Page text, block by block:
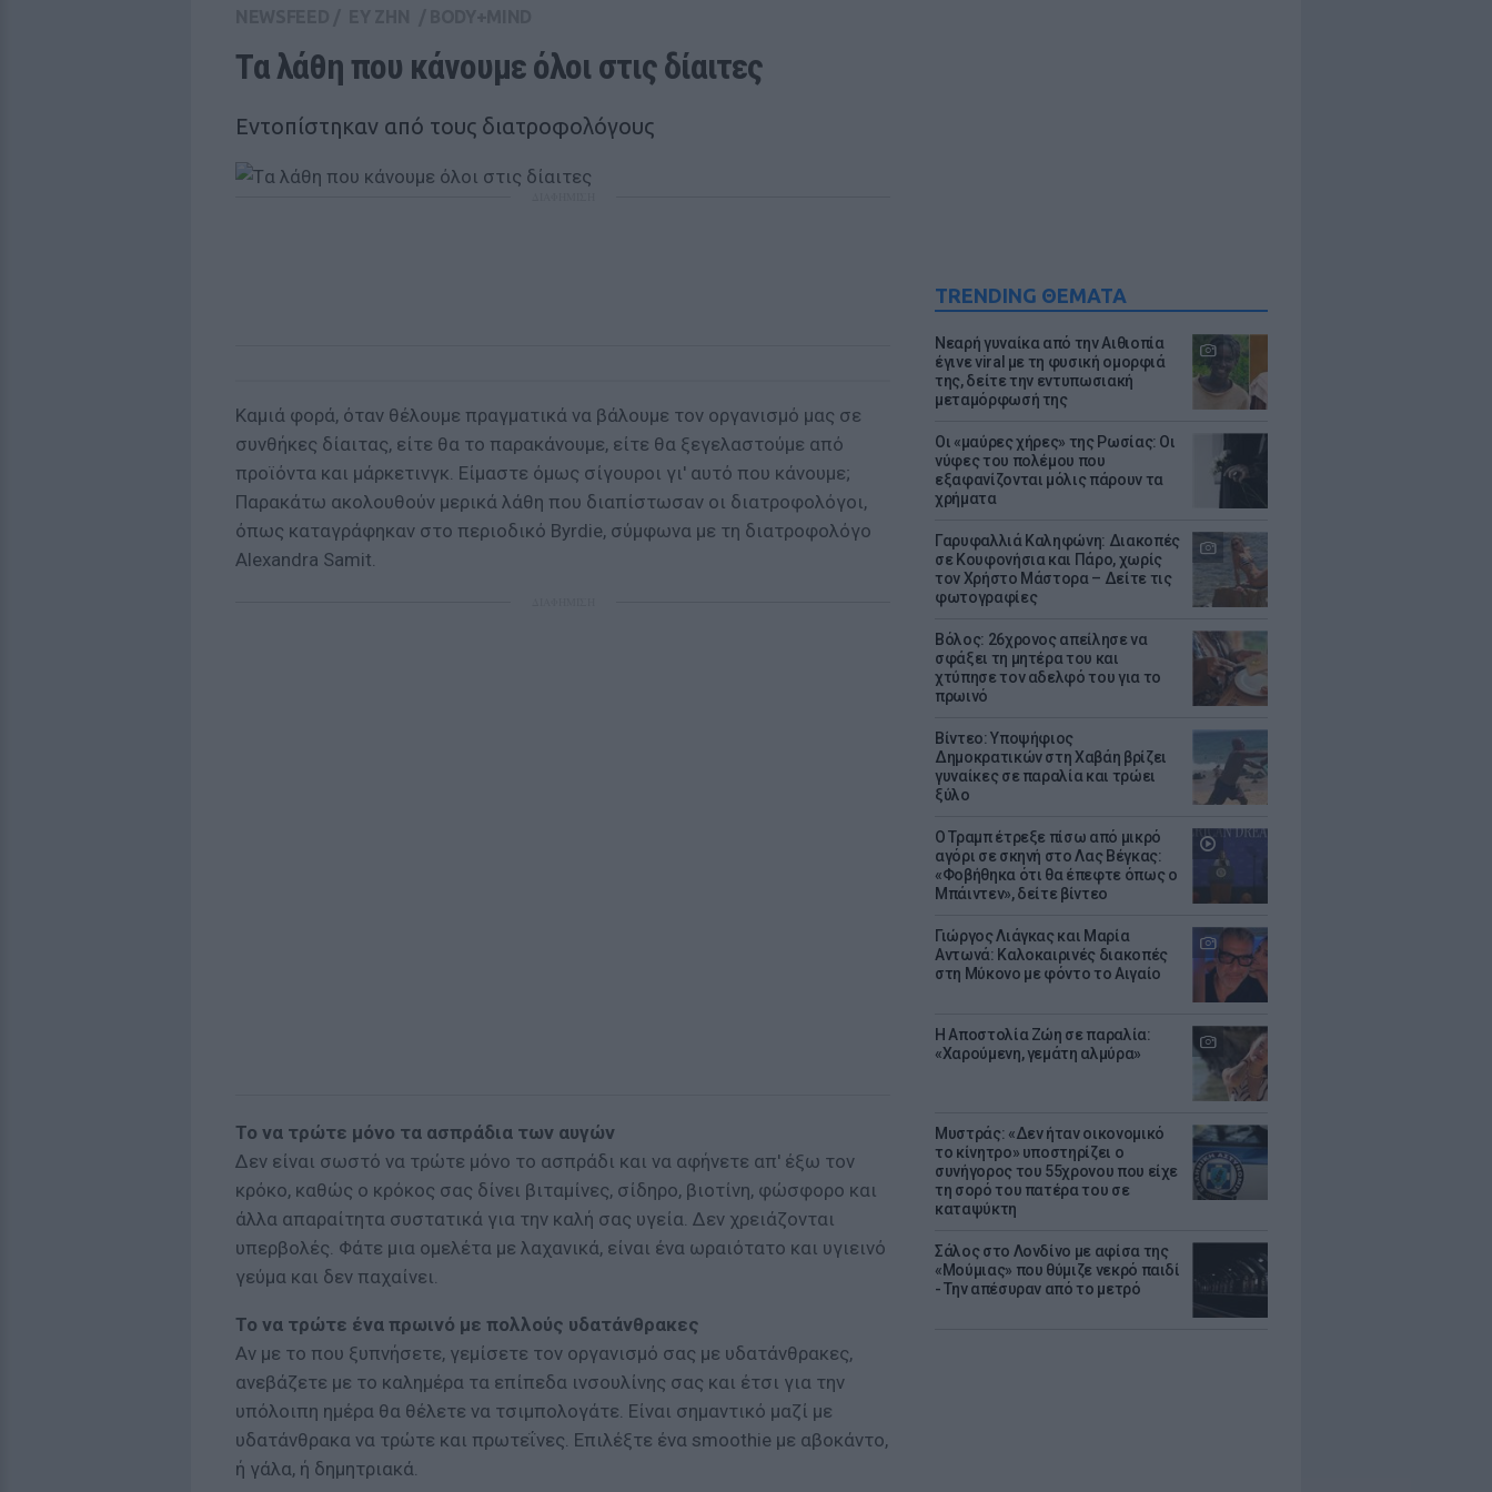
TRENDING ΘΕΜΑΤΑ
Νεαρή γυναίκα από την Αιθιοπία
έγινε viral με τη φυσική ομορφιά
της, δείτε την εντυπωσιακή
μεταμόρφωσή της
Οι «μαύρες χήρες» της Ρωσίας: Οι
νύφες του πολέμου που
εξαφανίζονται μόλις πάρουν τα
χρήματα
Γαρυφαλλιά Καληφώνη: Διακοπές
σε Κουφονήσια και Πάρο, χωρίς
τον Χρήστο Μάστορα – Δείτε τις
φωτογραφίες
Βόλος: 26χρονος απείλησε να
σφάξει τη μητέρα του και
χτύπησε τον αδελφό του για το
πρωινό
Βίντεο: Υποψήφιος
Δημοκρατικών στη Χαβάη βρίζει
γυναίκες σε παραλία και τρώει
ξύλο
Ο Τραμπ έτρεξε πίσω από μικρό
αγόρι σε σκηνή στο Λας Βέγκας:
«Φοβήθηκα ότι θα έπεφτε όπως ο
Μπάιντεν», δείτε βίντεο
Γιώργος Λιάγκας και Μαρία
Αντωνά: Καλοκαιρινές διακοπές
στη Μύκονο με φόντο το Αιγαίο
Η Αποστολία Ζώη σε παραλία:
«Χαρούμενη, γεμάτη αλμύρα»
Μυστράς: «Δεν ήταν οικονομικό
το κίνητρο» υποστηρίζει ο
συνήγορος του 55χρονου που είχε
τη σορό του πατέρα του σε
καταψύκτη
Σάλος στο Λονδίνο με αφίσα της
«Μούμιας» που θύμιζε νεκρό παιδί
- Την απέσυραν από το μετρό
Tα λάθη που κάνουμε όλοι στις δίαιτες
Εντοπίστηκαν από τους διατροφολόγους
Καμιά φορά, όταν θέλουμε πραγματικά να βάλουμε τον οργανισμό μας σε
συνθήκες δίαιτας, είτε θα το παρακάνουμε, είτε θα ξεγελαστούμε από
προϊόντα και μάρκετινγκ. Είμαστε όμως σίγουροι γι' αυτό που κάνουμε;
Παρακάτω ακολουθούν μερικά λάθη που διαπίστωσαν οι διατροφολόγοι,
όπως καταγράφηκαν στο περιοδικό Βyrdie, σύμφωνα με τη διατροφολόγο
Alexandra Samit.
Το να τρώτε μόνο τα ασπράδια των αυγών
Δεν είναι σωστό να τρώτε μόνο το ασπράδι και να αφήνετε απ' έξω τον
κρόκο, καθώς ο κρόκος σας δίνει βιταμίνες, σίδηρο, βιοτίνη, φώσφορο και
άλλα απαραίτητα συστατικά για την καλή σας υγεία. Δεν χρειάζονται
υπερβολές. Φάτε μια ομελέτα με λαχανικά, είναι ένα ωραιότατο και υγιεινό
γεύμα και δεν παχαίνει.
Το να τρώτε ένα πρωινό με πολλούς υδατάνθρακες
Αν με το που ξυπνήσετε, γεμίσετε τον οργανισμό σας με υδατάνθρακες,
ανεβάζετε με το καλημέρα τα επίπεδα ινσουλίνης σας και έτσι για την
υπόλοιπη ημέρα θα θέλετε να τσιμπολογάτε. Είναι σημαντικό μαζί με
υδατάνθρακα να τρώτε και πρωτεΐνες. Επιλέξτε ένα smoothie με αβοκάντο,
ή γάλα, ή δημητριακά.